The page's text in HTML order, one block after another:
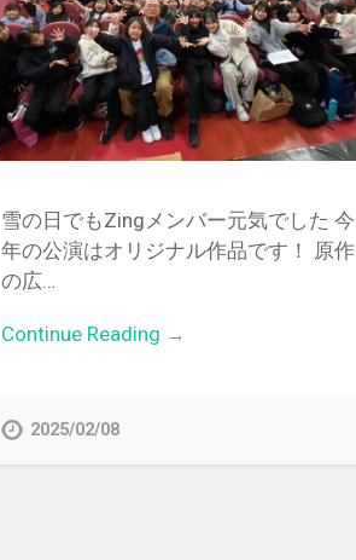
雪の日でもZingメンバー元気でした 今
年の公演はオリジナル作品です！ 原作
の広…
Continue Reading →
2025/02/08